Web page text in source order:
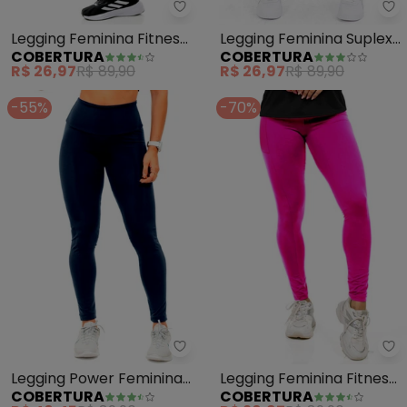
Cobertura - Legging Feminina
Legging Feminina Fitness
(Cinza)
COBERTURA
R$ 26,97R$ 89,90
Legging Feminina Suplex
Power Feminino (Cinza)
COBERTURA
R$ 26,97R$ 89,90
-55%
Cobertura - Legging Power
Legging Power Feminina
(Azul)
COBERTURA
-70%
Legging Feminina Fitness
(Rosa)
COBERTURA